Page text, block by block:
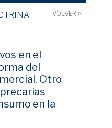
VOLVER >
en el
del
Otro
en la